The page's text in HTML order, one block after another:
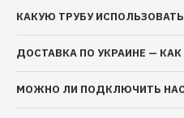
Полив приусадебных
Садоводство и
КАКУЮ ТРУБУ
ДОСТАВКА ПО УКРАИНЕ —
МОЖНО ЛИ ПОДКЛЮЧИТЬ